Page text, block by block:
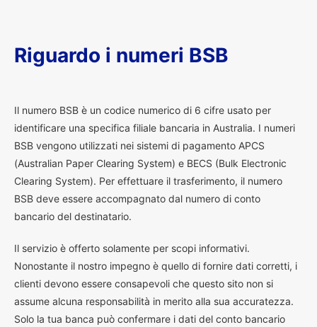
Riguardo i numeri BSB
Il numero BSB è un codice numerico di 6 cifre usato per
identificare una specifica filiale bancaria in Australia. I numeri
BSB vengono utilizzati nei sistemi di pagamento APCS
(Australian Paper Clearing System) e BECS (Bulk Electronic
Clearing System). Per effettuare il trasferimento, il numero
BSB deve essere accompagnato dal numero di conto
bancario del destinatario.
Il servizio è offerto solamente per scopi informativi.
Nonostante il nostro impegno è quello di fornire dati corretti, i
clienti devono essere consapevoli che questo sito non si
assume alcuna responsabilità in merito alla sua accuratezza.
Solo la tua banca può confermare i dati del conto bancario